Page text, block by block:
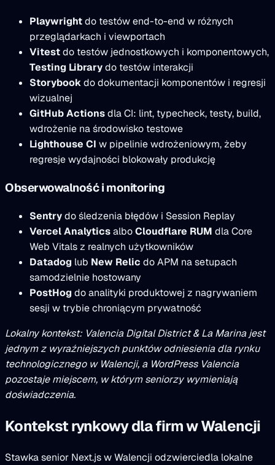
Playwrightdo testów end-to-end w różnych
przeglądarkach i viewportach
Vitestdo testów jednostkowych i komponentowych,
Testing Librarydo testów interakcji
Storybookdo dokumentacji komponentów i regresji
wizualnej
GitHub Actionsdla CI: lint, typecheck, testy, build,
wdrożenie na środowisko testowe
Lighthouse CI w pipelinie wdrożeniowym, żeby
regresje wydajności blokowały produkcję
Obserwowalność i monitoring
Sentrydo śledzenia błędów i Session Replay
Vercel AnalyticsalboCloudflare RUM dla Core
Web Vitals z realnych użytkowników
Datadog lub New Relic do APM na setupach
samodzielnie hostowany
PostHog do analityki produktowej z nagrywaniem
sesji w trybie chroniącym prywatność
Lokalny kontekst: Valencia Digital District & La Marina jest
jednym z wyraźniejszych punktów odniesienia dla rynku
technologicznego w Walencji, a WordPress Valencia
pozostaje miejscem, w którym seniorzy wymieniają
doświadczenia.
Kontekst rynkowy dla firm w Walencji
Stawka senior Next.js w Walencji odzwierciedla lokalne